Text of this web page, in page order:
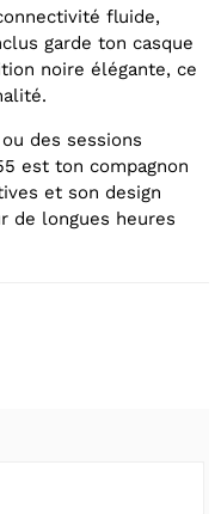
fluide,
garde ton casque
noire élégante, ce
des sessions
est ton compagnon
et son design
de longues heures